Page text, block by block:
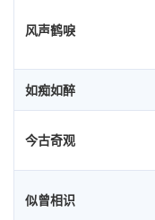
风声鹤唳
如痴如醉
今古奇观
似曾相识